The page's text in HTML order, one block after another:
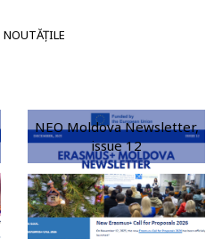
NOUTĂȚILE
NEO Moldova Newsletter,
issue 12